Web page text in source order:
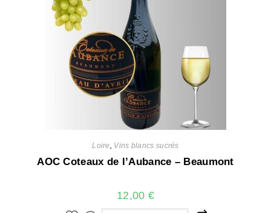
Loire Vins blancs sucrés
AOC Coteaux de l’Aubance – Beaumont
12,00 €